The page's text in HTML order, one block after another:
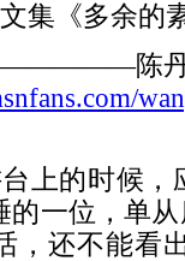
集《多余的
陈丹
上的时候，
的一位，单
，还不能看